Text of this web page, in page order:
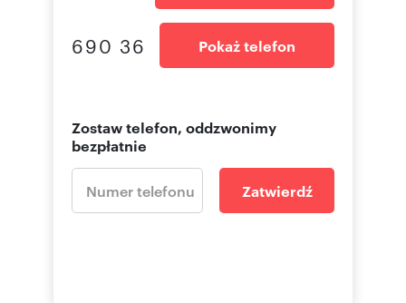
690 36 Pokaż telefon
Zostaw telefon, oddzwonimy
bezpłatnie
Zatwierdź